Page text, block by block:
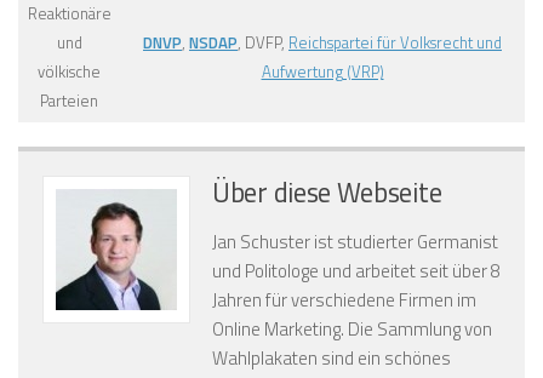
Reaktionäre
und
völkische
Parteien
DNVP, NSDAP, DVFP, Reichspartei für Volksrecht und
Aufwertung (VRP)
Über diese Webseite
Jan Schuster ist studierter Germanist
und Politologe und arbeitet seit über 8
Jahren für verschiedene Firmen im
Online Marketing. Die Sammlung von
Wahlplakaten sind ein schönes